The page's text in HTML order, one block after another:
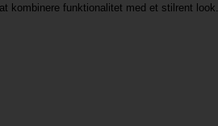
kombinere funktionalitet med et stilrent look.